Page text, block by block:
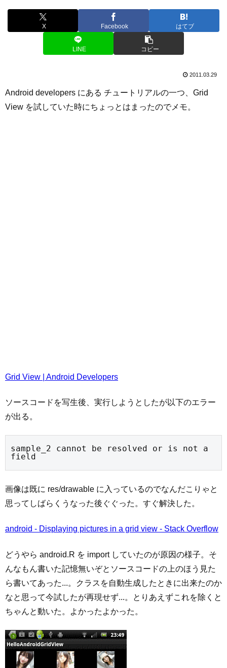
X Facebook はてブ
LINE コピー
2011.03.29
Android developers にある チュートリアルの一つ、Grid
View を試していた時にちょっとはまったのでメモ。
Grid View | Android Developers
ソースコードを写生後、実行しようとしたが以下のエラー
が出る。
sample_2 cannot be resolved or is not a
field
画像は既に res/drawable に入っているのでなんだこりゃと
思ってしばらくうなった後ぐぐった。すぐ解決した。
android - Displaying pictures in a grid view - Stack Overflow
どうやら android.R を import していたのが原因の様子。そ
んなもん書いた記憶無いぞとソースコードの上のほう見た
ら書いてあった...。クラスを自動生成したときに出来たのか
なと思って今試したが再現せず...。とりあえずこれを除くと
ちゃんと動いた。よかったよかった。